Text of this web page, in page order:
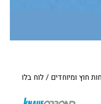
חוץ ומיוחדים / לוח בלו